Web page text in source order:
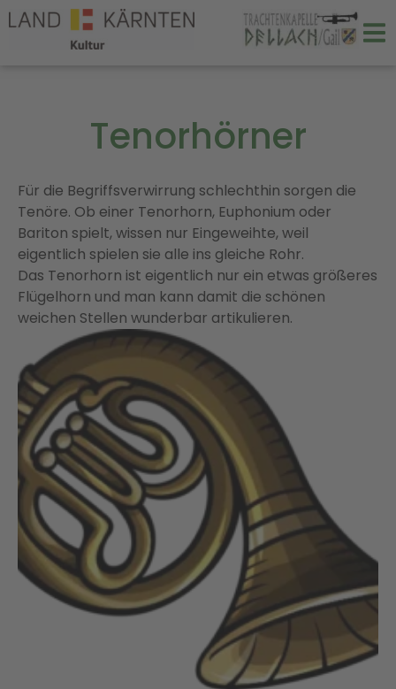
Tenorhörner
Für die Begriffsverwirrung schlechthin sorgen die
Tenöre. Ob einer Tenorhorn, Euphonium oder
Bariton spielt, wissen nur Eingeweihte, weil
eigentlich spielen sie alle ins gleiche Rohr.
Das Tenorhorn ist eigentlich nur ein etwas größeres
Flügelhorn und man kann damit die schönen
weichen Stellen wunderbar artikulieren.